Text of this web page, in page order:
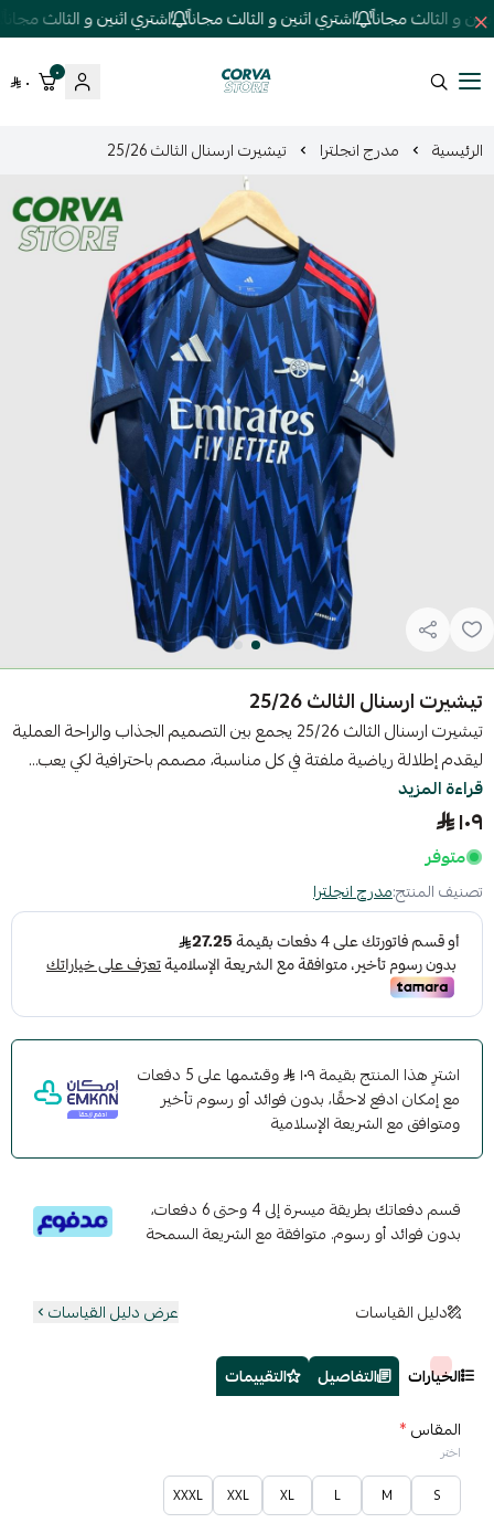
و الثالث مجاناً اشتري اثنين و الثالث مجاناً اشتري اثنين و الثالث مجاناً
كورفا ستور
٠ ٠
الرئيسية مدرج انجلترا تيشيرت ارسنال الثالث 25/26
تيشيرت ارسنال الثالث 25/26
تيشيرت ارسنال الثالث 25/26 يجمع بين التصميم الجذاب والراحة العملية
ليقدم إطلالة رياضية ملفتة في كل مناسبة، مصمم باحترافية لكي يعب...
قراءة المزيد
١٠٩
متوفر
تصنيف المنتج:مدرج انجلترا
اشترِ هذا المنتج بقيمة ١٠٩
وقسّمها على 5 دفعات
مع إمكان ادفع لاحقًا، بدون فوائد أو رسوم تأخير
ومتوافق مع الشريعة الإسلامية
قسم دفعاتك بطريقة ميسرة إلى 4 وحتى 6 دفعات،
بدون فوائد أو رسوم. متوافقة مع الشريعة السمحة
دليل القياسات عرض دليل القياسات
الخيارات التفاصيل
التقييمات
المقاس*
اختر
S
M
L
XL
XXL
XXXL